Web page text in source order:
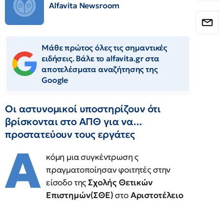
Alfavita Newsroom
Μάθε πρώτος όλες τις σημαντικές
ειδήσεις. Βάλε το alfavita.gr στα
αποτελέσματα αναζήτησης της
Google
Οι αστυνομικοί υποστηρίζουν ότι
βρίσκονται στο ΑΠΘ για να...
προστατεύουν τους εργάτες
Α κόμη μια συγκέντρωση ς
πραγματοποίησαν φοιτητές στην
είσοδο τηςΣχολής Θετικών
Επιστημών(ΣΘΕ)στοΑριστοτέλειο